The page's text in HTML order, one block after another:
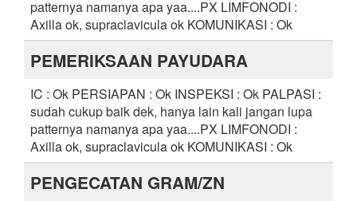
patternya namanya apa yaa....PX LIMFONODI :
Axilla ok, supraclavicula ok KOMUNIKASI : Ok
PEMERIKSAAN PAYUDARA
IC : Ok PERSIAPAN : Ok INSPEKSI : Ok PALPASI :
sudah cukup baik dek, hanya lain kali jangan lupa
patternya namanya apa yaa....PX LIMFONODI :
Axilla ok, supraclavicula ok KOMUNIKASI : Ok
PENGECATAN GRAM/ZN